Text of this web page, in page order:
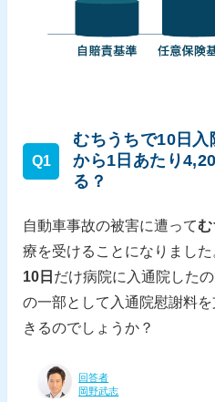
Q1
むちうちで10日
から1日あたり
る？
自動車事故の被害に遭ってむ
療を受けることになりました
10日 だけ病院に入通院した
の一部として入通院慰謝料
きるのでしょうか？
回答者
岡野武志